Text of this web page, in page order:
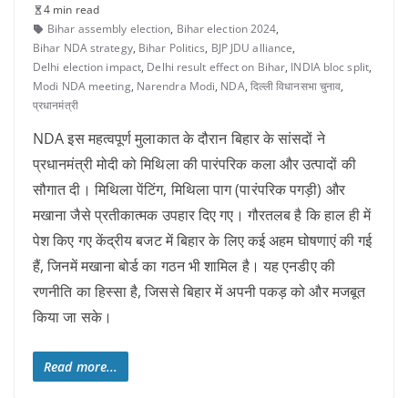
4 min read
Bihar assembly election, Bihar election 2024,
Bihar NDA strategy, Bihar Politics, BJP JDU alliance,
Delhi election impact, Delhi result effect on Bihar, INDIA bloc split,
Modi NDA meeting, Narendra Modi, NDA, द‍िल्‍ली व‍िधानसभा चुनाव,
प्रधानमंत्री
NDA इस महत्वपूर्ण मुलाकात के दौरान बिहार के सांसदों ने
प्रधानमंत्री मोदी को मिथिला की पारंपरिक कला और उत्पादों की
सौगात दी। मिथिला पेंटिंग, मिथिला पाग (पारंपरिक पगड़ी) और
मखाना जैसे प्रतीकात्मक उपहार दिए गए। गौरतलब है कि हाल ही में
पेश किए गए केंद्रीय बजट में बिहार के लिए कई अहम घोषणाएं की गई
हैं, जिनमें मखाना बोर्ड का गठन भी शामिल है। यह एनडीए की
रणनीति का हिस्सा है, जिससे बिहार में अपनी पकड़ को और मजबूत
किया जा सके।
Read more...